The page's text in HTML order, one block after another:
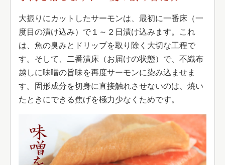
大振りにカットしたサーモンは、最初に一番床（一
度目の漬け込み）で１～２日漬け込みます。これ
は、魚の臭みとドリップを取り除く大切な工程で
す。そして、二番漬床（お届けの状態）で、不織布
越しに味噌の旨味を再度サーモンに染み込ませま
す。固形成分を切身に直接触れさせないのは、焼い
たときにできる焦げを極力少なくためです。